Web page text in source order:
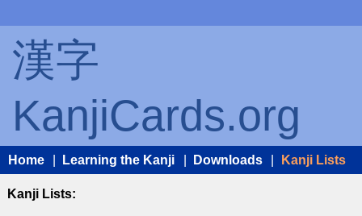
漢字
KanjiCards.org
Home Learning the Kanji Downloads Kanji Lists
Kanji Lists: